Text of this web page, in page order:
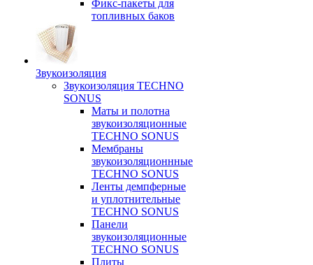
Фикс-пакеты для
топливных баков
Звукоизоляция
Звукоизоляция TECHNO
SONUS
Маты и полотна
звукоизоляционные
TECHNO SONUS
Мембраны
звукоизоляционнные
TECHNO SONUS
Ленты демпферные
и уплотнительные
TECHNO SONUS
Панели
звукоизоляционные
TECHNO SONUS
Плиты